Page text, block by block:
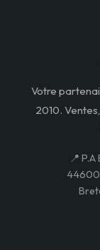
Votre
2010.
📍
44600